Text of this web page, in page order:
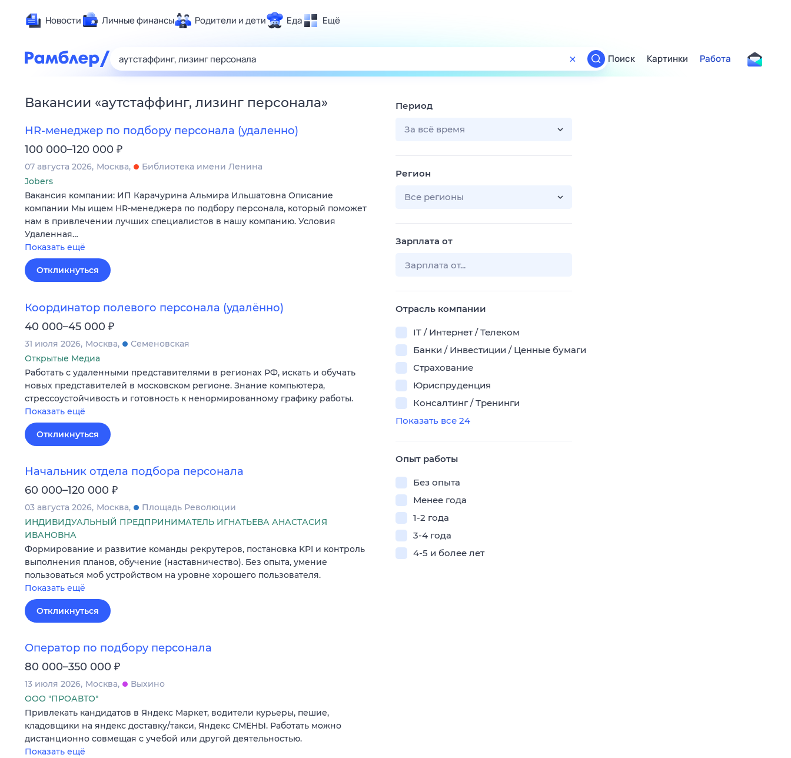
Новости Личные финансы Родители и дети Еда Ещё
Здоровье
Развлечения и отдых
Спорт
Карьера
Технологии и тренды
Сберегаем вместе
Гороскопы
Поиск
ТВ-программа
Поиск Картинки Работа
Вакансии «аутстаффинг, лизинг персонала»
HR-менеджер по подбору персонала (удаленно)
100 000–120 000 ₽
07 августа 2026 Москва
Библиотека имени Ленина
Jobers
Вакансия компании: ИП Карачурина Альмира Ильшатовна Описание
компании Мы ищем HR-менеджера по подбору персонала, который поможет
нам в привлечении лучших специалистов в нашу компанию. Условия
Удаленная…
Показать ещё
Откликнуться
Координатор полевого персонала (удалённо)
40 000–45 000 ₽
31 июля 2026 Москва
Семеновская
Открытые Медиа
Работать с удаленными представителями в регионах РФ, искать и обучать
новых представителей в московском регионе. Знание компьютера,
стрессоустойчивость и готовность к ненормированному графику работы.
Показать ещё
Откликнуться
Начальник отдела подбора персонала
60 000–120 000 ₽
03 августа 2026 Москва
Площадь Революции
ИНДИВИДУАЛЬНЫЙ ПРЕДПРИНИМАТЕЛЬ ИГНАТЬЕВА АНАСТАСИЯ
ИВАНОВНА
Формирование и развитие команды рекрутеров, постановка KPI и контроль
выполнения планов, обучение (наставничество). Без опыта, умение
пользоваться моб устройством на уровне хорошего пользователя.
Показать ещё
Откликнуться
Оператор по подбору персонала
80 000–350 000 ₽
13 июля 2026 Москва
Выхино
ООО "ПРОАВТО"
Привлекать кандидатов в Яндекс Маркет, водители курьеры, пешие,
кладовщики на яндекс доставку/такси, Яндекс СМЕНЫ. Работать можно
дистанционно совмещая с учебой или другой деятельностью.
Показать ещё
Период
За всё время
Регион
Все регионы
Зарплата от
Отрасль компании
IT / Интернет / Телеком
Банки / Инвестиции / Ценные бумаги
Страхование
Юриспруденция
Консалтинг / Тренинги
Показать все 24
Опыт работы
Без опыта
Менее года
1-2 года
3-4 года
4-5 и более лет